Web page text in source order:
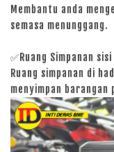
Membantu anda
semasa menunggang.
✅Ruang Simpanan
Ruang simpanan di
menyimpan